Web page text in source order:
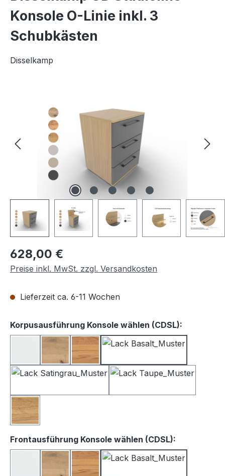
Konsole O-Linie inkl. 3
Schubkästen
Disselkamp
Regulärer Preis:
628,00 €
Preise inkl. MwSt. zzgl. Versandkosten
Lieferzeit ca. 6-11 Wochen
Korpusausführung Konsole wählen (CDSL):
BalkeneicheKernbuche
Wildeiche
Frontausführung Konsole wählen (CDSL):
BalkeneicheKernbuche